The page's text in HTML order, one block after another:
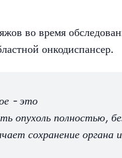
во время
онкодиспансер.
- это
опухоль полностью,
сохранение органа и